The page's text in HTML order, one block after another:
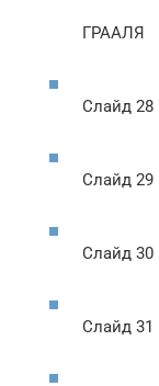
ГРААЛЯ
Слайд 28
Слайд 29
Слайд 30
Слайд 31